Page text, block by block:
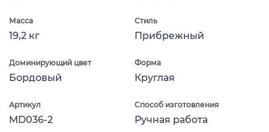
Масса
19,2 кг
Стиль
Прибрежный
Доминирующий цвет
Бордовый
Форма
Круглая
Артикул
MD036-2
Способ изготовления
Ручная работа